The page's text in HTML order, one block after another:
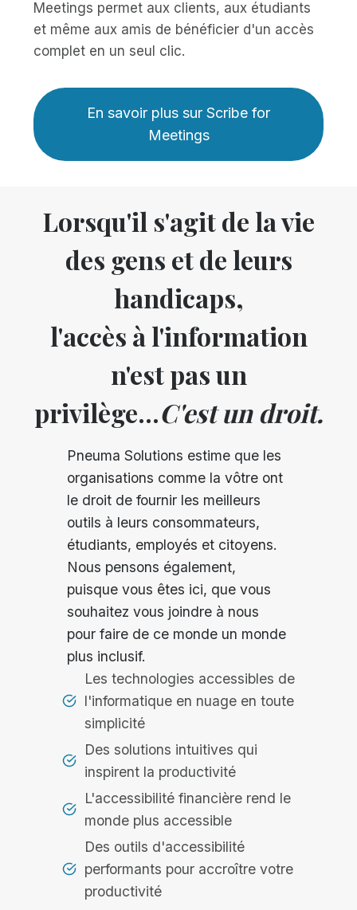
Meetings permet aux clients, aux étudiants
et même aux amis de bénéficier d'un accès
complet en un seul clic.
En savoir plus sur Scribe for
Meetings
Lorsqu'il s'agit de la vie
des gens et de leurs
handicaps,
l'accès à l'information
n'est pas un
privilège...C'est un droit.
Pneuma Solutions estime que les
organisations comme la vôtre ont
le droit de fournir les meilleurs
outils à leurs consommateurs,
étudiants, employés et citoyens.
Nous pensons également,
puisque vous êtes ici, que vous
souhaitez vous joindre à nous
pour faire de ce monde un monde
plus inclusif.
Les technologies accessibles de
l'informatique en nuage en toute
simplicité
Des solutions intuitives qui
inspirent la productivité
L'accessibilité financière rend le
monde plus accessible
Des outils d'accessibilité
performants pour accroître votre
productivité